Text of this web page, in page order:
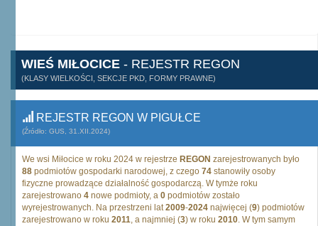
WIEŚ MIŁOCICE - REJESTR REGON
(KLASY WIELKOŚCI, SEKCJE PKD, FORMY PRAWNE)
REJESTR REGON W PIGUŁCE
(Źródło: GUS, 31.XII.2024)
We wsi Miłocice w roku 2024 w rejestrze REGON zarejestrowanych było
88 podmiotów gospodarki narodowej, z czego 74 stanowiły osoby
fizyczne prowadzące działalność gospodarczą. W tymże roku
zarejestrowano 4 nowe podmioty, a 0 podmiotów zostało
wyrejestrowanych. Na przestrzeni lat2009-2024 najwięcej (9) podmiotów
zarejestrowano w roku 2011, a najmniej (3) w roku 2010. W tym samym